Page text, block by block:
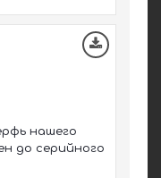
нашего
до серийного